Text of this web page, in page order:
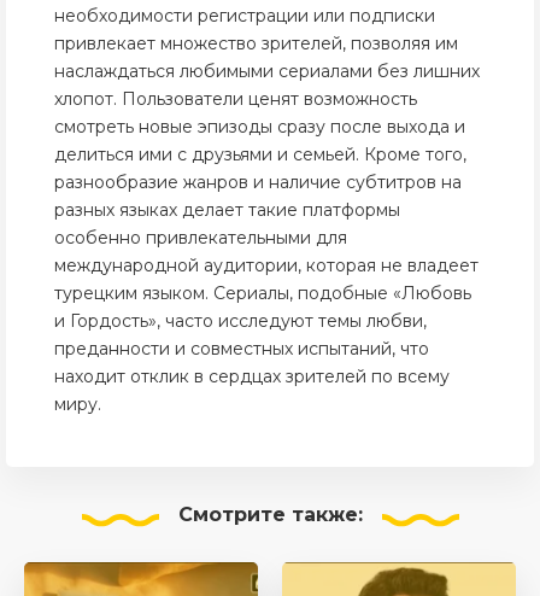
необходимости регистрации или подписки
привлекает множество зрителей, позволяя им
наслаждаться любимыми сериалами без лишних
хлопот. Пользователи ценят возможность
смотреть новые эпизоды сразу после выхода и
делиться ими с друзьями и семьей. Кроме того,
разнообразие жанров и наличие субтитров на
разных языках делает такие платформы
особенно привлекательными для
международной аудитории, которая не владеет
турецким языком. Сериалы, подобные «Любовь
и Гордость», часто исследуют темы любви,
преданности и совместных испытаний, что
находит отклик в сердцах зрителей по всему
миру.
Смотрите также: